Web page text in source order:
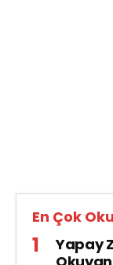
En Çok
Yapay